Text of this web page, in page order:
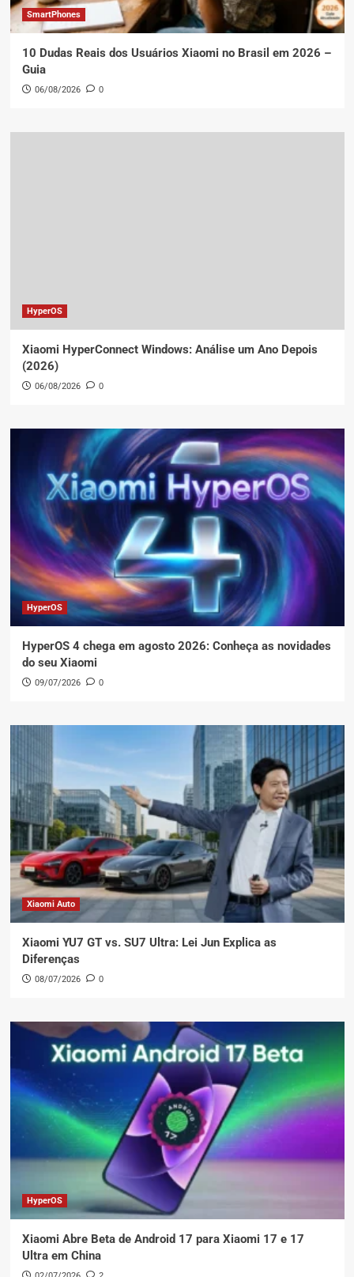
SmartPhones
10 Dudas Reais dos Usuários Xiaomi no Brasil em 2026 –
Guia
06/08/2026 0
HyperOS
Xiaomi HyperConnect Windows: Análise um Ano Depois
(2026)
06/08/2026 0
HyperOS
HyperOS 4 chega em agosto 2026: Conheça as novidades
do seu Xiaomi
09/07/2026 0
Xiaomi Auto
Xiaomi YU7 GT vs. SU7 Ultra: Lei Jun Explica as
Diferenças
08/07/2026 0
HyperOS
Xiaomi Abre Beta de Android 17 para Xiaomi 17 e 17
Ultra em China